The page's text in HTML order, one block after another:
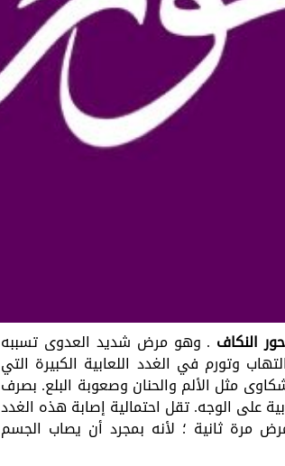
النكاف . وهو مرض شديد العدوى تسببه
وتورم في الغدد اللعابية الكبيرة التي
مثل الألم والحنان وصعوبة البلع. بصرف
على الوجه. تقل احتمالية إصابة هذه الغدد
مرة ثانية ؛ لأنه بمجرد أن يصاب الجسم